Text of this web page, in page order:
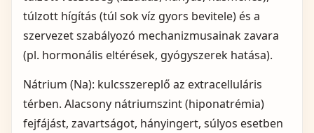
túlzott hígítás (túl sok víz gyors bevitele) és a
szervezet szabályozó mechanizmusainak zavara
(pl. hormonális eltérések, gyógyszerek hatása).
Nátrium (Na): kulcsszereplő az extracelluláris
térben. Alacsony nátriumszint (hiponatrémia)
fejfájást, zavartságot, hányingert, súlyos esetben